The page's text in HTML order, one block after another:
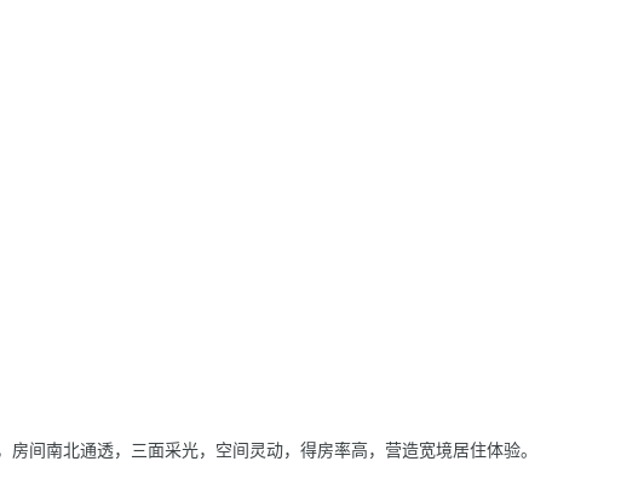
间南北通透，三面采光，空间灵动，得房率高，营造宽境居住体验。